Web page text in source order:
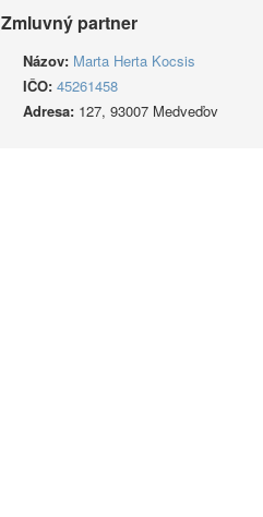
Zmluvný partner
Názov: Marta Herta Kocsis
IČO: 45261458
Adresa: 127, 93007 Medveďov